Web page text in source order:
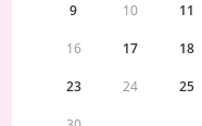
9 10 11
16 17 18
23 24 25